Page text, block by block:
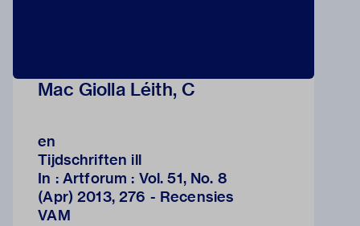
Mac Giolla Léith, C
en
Tijdschriften ill
In : Artforum : Vol. 51, No. 8
(Apr) 2013, 276 - Recensies
VAM